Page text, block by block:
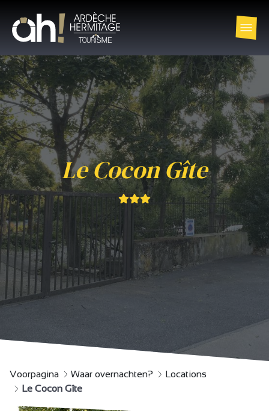
Le Cocon Gîte
Voorpagina Waar overnachten?
Locations
Le Cocon Gîte